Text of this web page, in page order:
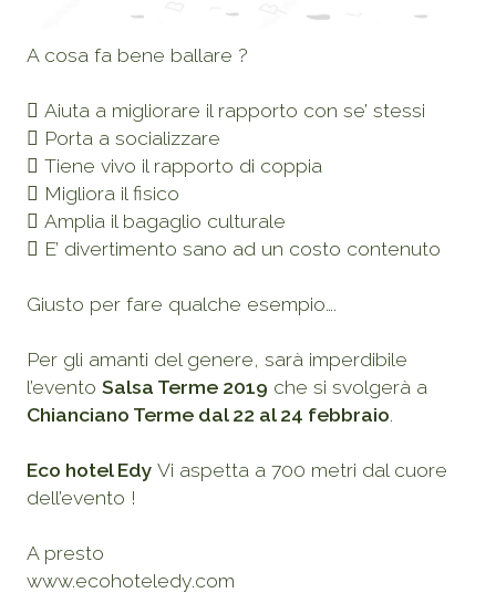
A cosa fa bene ballare ?
 Aiuta a migliorare il rapporto con se’ stessi
 Porta a socializzare
 Tiene vivo il rapporto di coppia
 Migliora il fisico
 Amplia il bagaglio culturale
 E’ divertimento sano ad un costo contenuto
Giusto per fare qualche esempio….
Per gli amanti del genere, sarà imperdibile
l’evento Salsa Terme 2019 che si svolgerà a
Chianciano Terme dal 22 al 24 febbraio.
Eco hotel Edy Vi aspetta a 700 metri dal cuore
dell’evento !
A presto
www.ecohoteledy.com